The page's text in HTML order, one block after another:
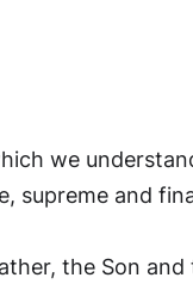
we
and
the Son